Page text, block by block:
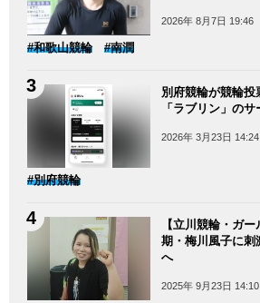
2026年 8月7日 19:46
#和歌山競輪 #南潤
別府競輪が競輪投
「ラブリン」の
2026年 3月23日 14:24
#別府競輪
【立川競輪・ガ
期・梅川風子に刺
へ
2025年 9月23日 14:10